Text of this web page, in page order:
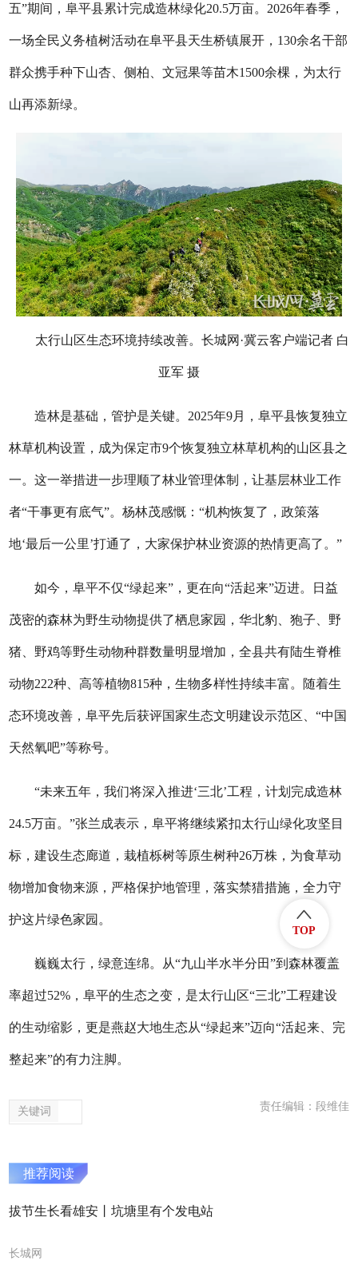
五”期间，阜平县累计完成造林绿化20.5万亩。2026年春季，
一场全民义务植树活动在阜平县天生桥镇展开，130余名干部
群众携手种下山杏、侧柏、文冠果等苗木1500余棵，为太行
山再添新绿。
太行山区生态环境持续改善。长城网·冀云客户端记者 白
亚军 摄
造林是基础，管护是关键。2025年9月，阜平县恢复独立
林草机构设置，成为保定市9个恢复独立林草机构的山区县之
一。这一举措进一步理顺了林业管理体制，让基层林业工作
者“干事更有底气”。杨林茂感慨：“机构恢复了，政策落
地‘最后一公里’打通了，大家保护林业资源的热情更高了。”
如今，阜平不仅“绿起来”，更在向“活起来”迈进。日益
茂密的森林为野生动物提供了栖息家园，华北豹、狍子、野
猪、野鸡等野生动物种群数量明显增加，全县共有陆生脊椎
动物222种、高等植物815种，生物多样性持续丰富。随着生
态环境改善，阜平先后获评国家生态文明建设示范区、“中国
天然氧吧”等称号。
“未来五年，我们将深入推进‘三北’工程，计划完成造林
24.5万亩。”张兰成表示，阜平将继续紧扣太行山绿化攻坚目
标，建设生态廊道，栽植栎树等原生树种26万株，为食草动
物增加食物来源，严格保护地管理，落实禁猎措施，全力守
护这片绿色家园。
巍巍太行，绿意连绵。从“九山半水半分田”到森林覆盖
率超过52%，阜平的生态之变，是太行山区“三北”工程建设
的生动缩影，更是燕赵大地生态从“绿起来”迈向“活起来、完
整起来”的有力注脚。
关键词 责任编辑：段维佳
推荐阅读
拔节生长看雄安丨坑塘里有个发电站
长城网
TOP